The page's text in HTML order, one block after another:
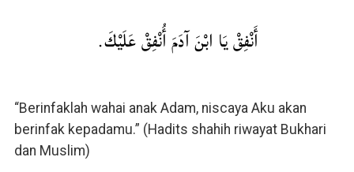
أَنْفِقْ يَا ابْنَ آدَمَ أُنْفِقْ عَلَيْكَ.
“Berinfaklah wahai anak Adam, niscaya Aku akan
berinfak kepadamu.” (Hadits shahih riwayat Bukhari
dan Muslim)